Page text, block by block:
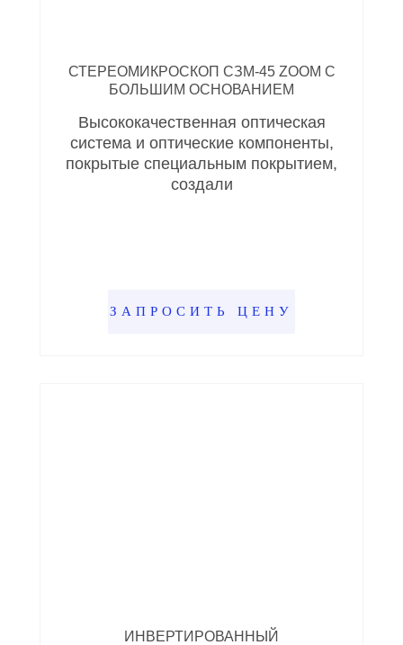
СТЕРЕОМИКРОСКОП СЗМ-45 ZOOM С
БОЛЬШИМ ОСНОВАНИЕМ
Высококачественная оптическая
система и оптические компоненты,
покрытые специальным покрытием,
создали
ЗАПРОСИТЬ ЦЕНУ
ИНВЕРТИРОВАННЫЙ